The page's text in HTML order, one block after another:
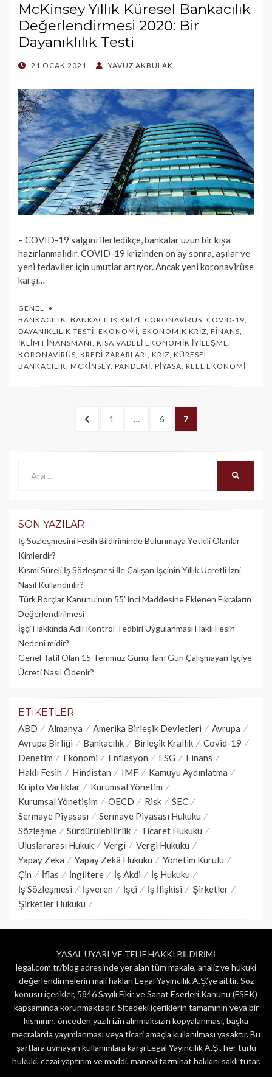
McKinsey Yıllık Küresel Bankacılık
Değerlendirmesi 2020: Bir
Dayanıklılık Testi
POSTED
21 OCAK 2021 YAVUZ AKBULAK
– COVID-19 salgını ilerledikçe, bankalar uzun bir kışa
hazırlanmalıdır. COVID-19 krizinden on ay sonra, aşılar ve
yeni tedaviler için umutlar artıyor. Ancak yeni koronavirüse
karşı…
GENEL
BANKACILIK BANKACILIK KRIZI CORONAVIRUS COVID-19
DAYANIKLILIK TESTI EKONOMI EKONOMIK KRIZ FINANS
İKLIM FINANSMANI KISA VADELI EKONOMIK İYILEŞME
KORONAVIRÜS KREDI ZARARLARI KRIZ KÜRESEL
BANKACILIK MCKINSEY PANDEMI PIYASA REEL EKONOMI
PAGE
1 … PAGE
6 PAGE
7
SON YAZILAR
İş Sözleşmesini Fesih Bildiriminde Bulunmaya Yetkili Olanlar
Kimlerdir?
Kısmi Süreli İş Sözleşmesi İle Çalışan İşçinin Yıllık Üc­retli İzni
Nasıl Kullandırılır?
Türk Borçlar Kanunu’nun 55’ inci Maddesine Eklenen Fıkraların
Değerlendirilmesi
İşçi Hakkında Adli Kontrol Tedbiri Uygulanması Haklı Fesih
Nedeni midir?
Genel Tatil Olan 15 Temmuz Günü Tam Gün Çalışmayan İşçiye
Ücreti Nasıl Ödenir?
ETIKETLER
ABD Almanya Amerika Birleşik Devletleri
Avrupa
Avrupa Birliği
Bankacılık Birleşik Krallık
Covid-19
Denetim
Ekonomi Enflasyon ESG
Finans
Haklı Fesih
Hindistan IMF
Kamuyu Aydınlatma
Kripto Varlıklar
Kurumsal Yönetim
Kurumsal Yönetişim
OECD Risk
SEC
Sermaye Piyasası
Sermaye Piyasası Hukuku
Sözleşme
Sürdürülebilirlik
Ticaret Hukuku
Uluslararası Hukuk
Vergi
Vergi Hukuku
Yapay Zeka
Yapay Zekâ Hukuku
Yönetim Kurulu
Çin
İflas İngiltere İş Akdi
İş Hukuku
İş Sözleşmesi
İşveren İşçi İş İlişkisi
Şirketler
Şirketler Hukuku
YASAL UYARI VE TELİF HAKKI BİLDİRİMİ
legal.com.tr/blog adresinde yer alan tüm makale, analiz ve hukuki
değerlendirmelerin mali hakları Legal Yayıncılık A.Ş.’ye aittir. Söz
konusu içerikler, 5846 Sayılı Fikir ve Sanat Eserleri Kanunu (FSEK)
kapsamında korunmaktadır. Sitedeki içeriklerin tamamının veya bir
kısmının, önceden yazılı izin alınmaksızın kopyalanması, başka
mecralarda yayımlanması veya ticari amaçla kullanılması yasaktır. Bu
şartlara uymayan kullanımlara karşı Legal Yayıncılık A.Ş., her türlü
hukuki, cezai yaptırım ve maddi, manevi tazminat hakkını saklı tutar.